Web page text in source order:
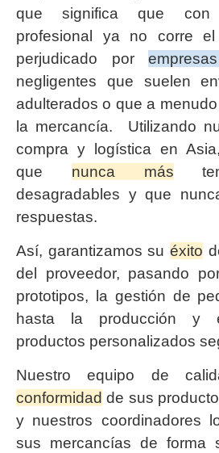
que significa que con
profesional ya no corre
perjudicado por
negligentes que suelen
adulterados o que a
la mercancía. Utilizando
compra y logística en
que nunca más
desagradables y que
respuestas.
Así, garantizamos su éxito
del proveedor, pasando
prototipos, la gestión de
hasta la producción y
productos personalizados
Nuestro equipo de
conformidad de sus
y nuestros coordinadores
sus mercancías de forma